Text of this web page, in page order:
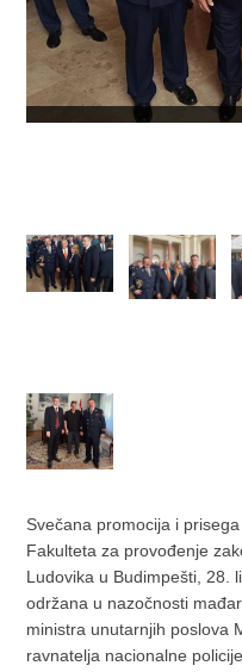
Svečana promocija i
Fakulteta za provođenje
Ludovika u Budimpešti, 28.
održana u nazočnosti
ministra unutarnjih poslova
ravnatelja nacionalne